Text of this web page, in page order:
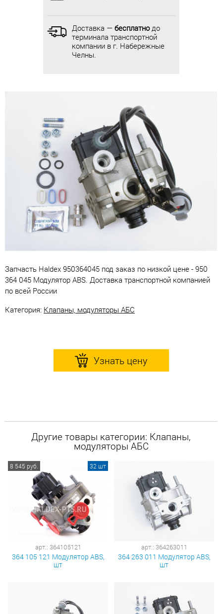
Доставка — бесплатнодо
терминала транспортной
компании в г. Набережные
Челны.
Доставка — бесплатнодо
терминала транспортной
компании в г. Набережные
Челны.
Запчасть Haldex 950364045 под заказ по низкой цене - 950
364 045 Модулятор ABS. Доставка транспортной компанией
по всей России
Категория: Клапаны, модуляторы АБС
Узнать цену
Другие товары категории: Клапаны,
модуляторы АБС
арт.: 364105121
364 105 121 Модулятор ABS,
шт
8 545 руб. 32 шт
арт.: 364263011
364 263 011 Модулятор ABS,
шт